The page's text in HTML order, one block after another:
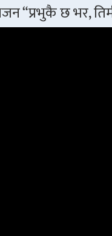
“प्रभुकै छ भर,